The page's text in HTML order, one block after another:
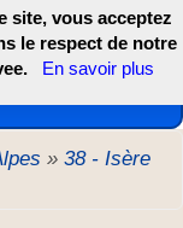
TOM et COM
» 38 - Isère
site, vous acceptez
le respect de notre
En savoir plus